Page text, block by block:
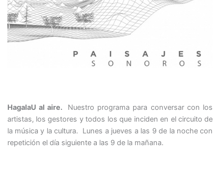
HagalaU al aire. Nuestro programa para conversar con los
artistas, los gestores y todos los que inciden en el circuito de
la música y la cultura. Lunes a jueves a las 9 de la noche con
repetición el día siguiente a las 9 de la mañana.